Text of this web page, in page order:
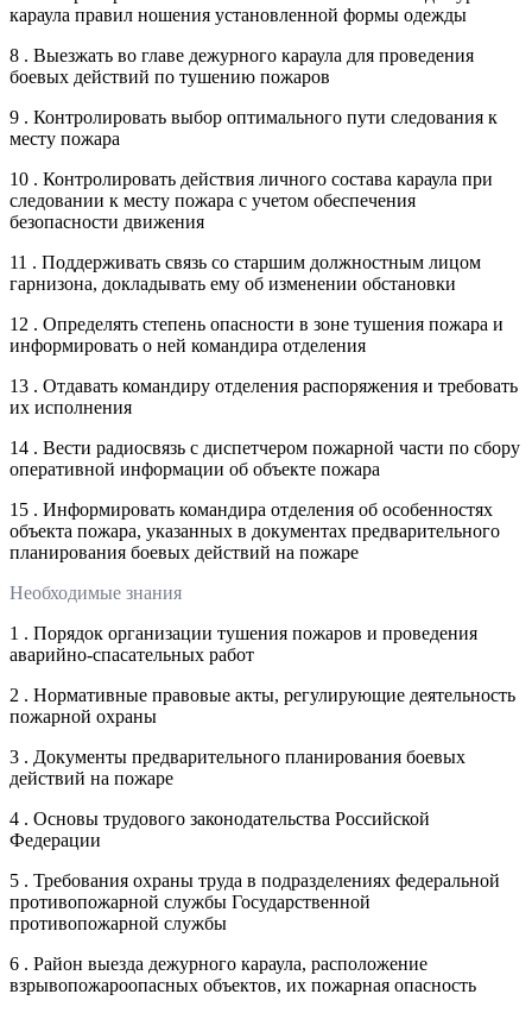
караула правил ношения установленной формы одежды
8 . Выезжать во главе дежурного караула для проведения
боевых действий по тушению пожаров
9 . Контролировать выбор оптимального пути следования к
месту пожара
10 . Контролировать действия личного состава караула при
следовании к месту пожара с учетом обеспечения
безопасности движения
11 . Поддерживать связь со старшим должностным лицом
гарнизона, докладывать ему об изменении обстановки
12 . Определять степень опасности в зоне тушения пожара и
информировать о ней командира отделения
13 . Отдавать командиру отделения распоряжения и требовать
их исполнения
14 . Вести радиосвязь с диспетчером пожарной части по сбору
оперативной информации об объекте пожара
15 . Информировать командира отделения об особенностях
объекта пожара, указанных в документах предварительного
планирования боевых действий на пожаре
Необходимые знания
1 . Порядок организации тушения пожаров и проведения
аварийно-спасательных работ
2 . Нормативные правовые акты, регулирующие деятельность
пожарной охраны
3 . Документы предварительного планирования боевых
действий на пожаре
4 . Основы трудового законодательства Российской
Федерации
5 . Требования охраны труда в подразделениях федеральной
противопожарной службы Государственной
противопожарной службы
6 . Район выезда дежурного караула, расположение
взрывопожароопасных объектов, их пожарная опасность